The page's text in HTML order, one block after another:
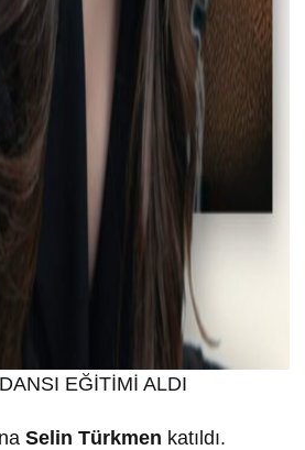
EĞİTİMİ ALDI
Selin Türkmen katıldı.